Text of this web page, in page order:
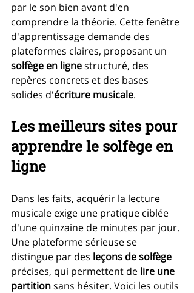
par le son bien avant d'en
comprendre la théorie. Cette fenêtre
d'apprentissage demande des
plateformes claires, proposant un
solfège en ligne structuré, des
repères concrets et des bases
solides d'écriture musicale.
Les meilleurs sites pour
apprendre le solfège en
ligne
Dans les faits, acquérir la lecture
musicale exige une pratique ciblée
d'une quinzaine de minutes par jour.
Une plateforme sérieuse se
distingue par des leçons de solfège
précises, qui permettent de lire une
partition sans hésiter. Voici les outils